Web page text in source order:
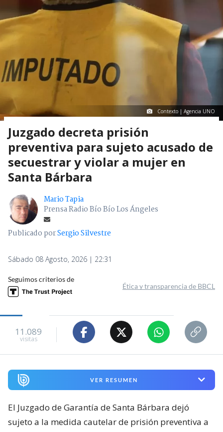
Contexto | Agencia UNO
Juzgado decreta prisión
preventiva para sujeto acusado de
secuestrar y violar a mujer en
Santa Bárbara
Mario Tapia
Prensa Radio Bío Bío Los Ángeles
Publicado porSergio Silvestre
Sábado 08 Agosto, 2026 | 22:31
Seguimos criterios de
Ética y transparencia de BBCL
11.089
visitas
VER RESUMEN
El Juzgado de Garantía de Santa Bárbara dejó
sujeto a la medida cautelar de prisión preventiva a